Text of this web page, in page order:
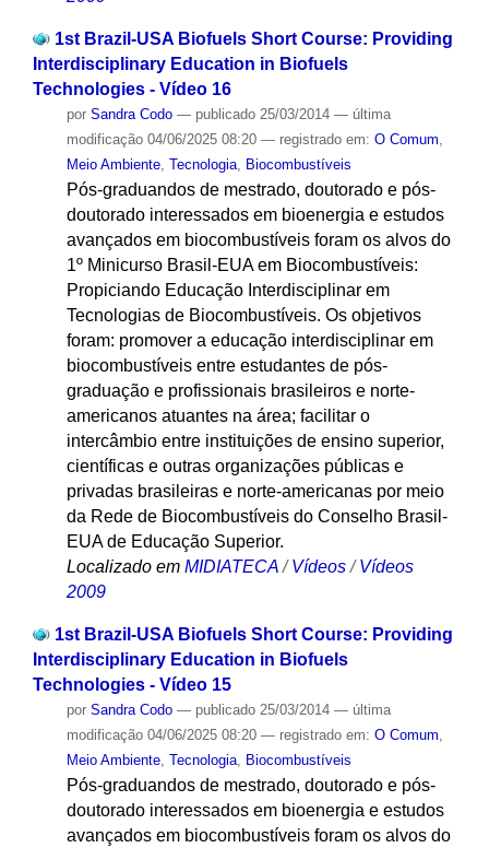
1st Brazil-USA Biofuels Short Course: Providing
Interdisciplinary Education in Biofuels
Technologies - Vídeo 16
por Sandra Codo — publicado25/03/2014 — última
modificação04/06/2025 08:20 — registrado em: O Comum
Meio Ambiente, Tecnologia, Biocombustíveis
Pós-graduandos de mestrado, doutorado e pós-
doutorado interessados em bioenergia e estudos
avançados em biocombustíveis foram os alvos do
1º Minicurso Brasil-EUA em Biocombustíveis:
Propiciando Educação Interdisciplinar em
Tecnologias de Biocombustíveis. Os objetivos
foram: promover a educação interdisciplinar em
biocombustíveis entre estudantes de pós-
graduação e profissionais brasileiros e norte-
americanos atuantes na área; facilitar o
intercâmbio entre instituições de ensino superior,
científicas e outras organizações públicas e
privadas brasileiras e norte-americanas por meio
da Rede de Biocombustíveis do Conselho Brasil-
EUA de Educação Superior.
Localizado em MIDIATECA /Vídeos /Vídeos
2009
1st Brazil-USA Biofuels Short Course: Providing
Interdisciplinary Education in Biofuels
Technologies - Vídeo 15
por Sandra Codo — publicado25/03/2014 — última
modificação04/06/2025 08:20 — registrado em: O Comum
Meio Ambiente, Tecnologia, Biocombustíveis
Pós-graduandos de mestrado, doutorado e pós-
doutorado interessados em bioenergia e estudos
avançados em biocombustíveis foram os alvos do